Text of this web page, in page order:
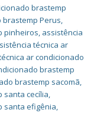
brastemp
brastemp Perus,
pinheiros, assistência
técnica ar
ar condicionado
brastemp
brastemp sacomã,
santa cecília,
santa efigênia,